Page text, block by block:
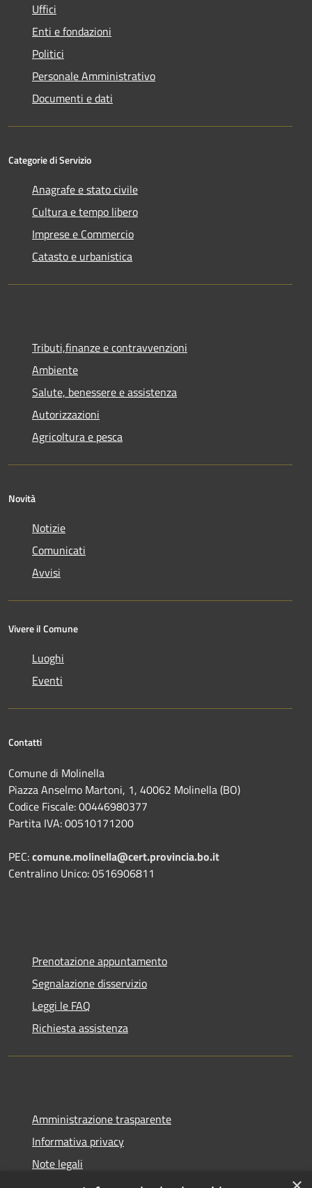
Uffici
Enti e fondazioni
Politici
Personale Amministrativo
Documenti e dati
Categorie di Servizio
Anagrafe e stato civile
Cultura e tempo libero
Imprese e Commercio
Catasto e urbanistica
Tributi,finanze e contravvenzioni
Ambiente
Salute, benessere e assistenza
Autorizzazioni
Agricoltura e pesca
Novità
Notizie
Comunicati
Avvisi
Vivere il Comune
Luoghi
Eventi
Contatti
Comune di Molinella
Piazza Anselmo Martoni, 1, 40062 Molinella (BO)
Codice Fiscale: 00446980377
Partita IVA: 00510171200
PEC:comune.molinella@cert.provincia.bo.it
Centralino Unico: 0516906811
Prenotazione appuntamento
Segnalazione disservizio
Leggi le FAQ
Richiesta assistenza
Amministrazione trasparente
Informativa privacy
Note legali